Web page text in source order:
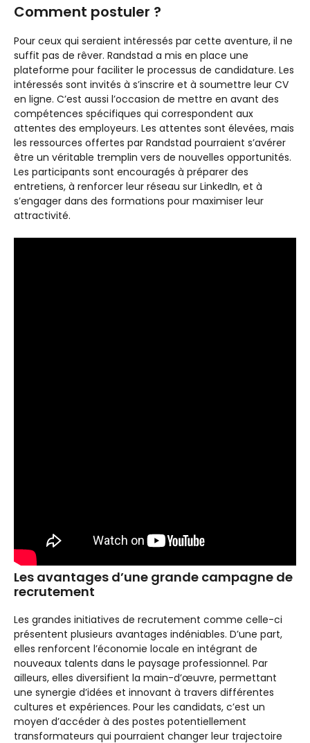
Comment postuler ?
Pour ceux qui seraient intéressés par cette aventure, il ne
suffit pas de rêver. Randstad a mis en place une
plateforme pour faciliter le processus de candidature. Les
intéressés sont invités à s’inscrire et à soumettre leur CV
en ligne. C’est aussi l’occasion de mettre en avant des
compétences spécifiques qui correspondent aux
attentes des employeurs. Les attentes sont élevées, mais
les ressources offertes par Randstad pourraient s’avérer
être un véritable tremplin vers de nouvelles opportunités.
Les participants sont encouragés à préparer des
entretiens, à renforcer leur réseau sur LinkedIn, et à
s’engager dans des formations pour maximiser leur
attractivité.
Les avantages d’une grande campagne de
recrutement
Les grandes initiatives de recrutement comme celle-ci
présentent plusieurs avantages indéniables. D’une part,
elles renforcent l’économie locale en intégrant de
nouveaux talents dans le paysage professionnel. Par
ailleurs, elles diversifient la main-d’œuvre, permettant
une synergie d’idées et innovant à travers différentes
cultures et expériences. Pour les candidats, c’est un
moyen d’accéder à des postes potentiellement
transformateurs qui pourraient changer leur trajectoire